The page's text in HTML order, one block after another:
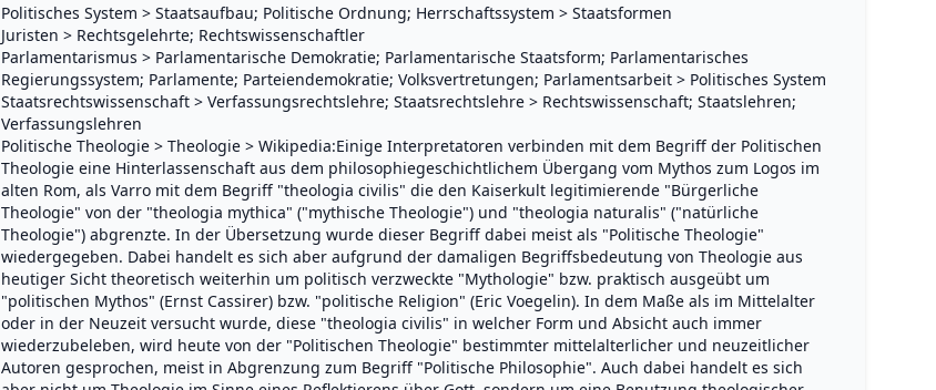
Politisches System > Staatsaufbau; Politische Ordnung; Herrschaftssystem > Staatsformen
Juristen > Rechtsgelehrte; Rechtswissenschaftler
Parlamentarismus > Parlamentarische Demokratie; Parlamentarische Staatsform; Parlamentarisches
Regierungssystem; Parlamente; Parteiendemokratie; Volksvertretungen; Parlamentsarbeit > Politisches System
Staatsrechtswissenschaft > Verfassungsrechtslehre; Staatsrechtslehre > Rechtswissenschaft; Staatslehren;
Verfassungslehren
Politische Theologie > Theologie > Wikipedia:Einige Interpretatoren verbinden mit dem Begriff der Politischen
Theologie eine Hinterlassenschaft aus dem philosophiegeschichtlichem Übergang vom Mythos zum Logos im
alten Rom, als Varro mit dem Begriff "theologia civilis" die den Kaiserkult legitimierende "Bürgerliche
Theologie" von der "theologia mythica" ("mythische Theologie") und "theologia naturalis" ("natürliche
Theologie") abgrenzte. In der Übersetzung wurde dieser Begriff dabei meist als "Politische Theologie"
wiedergegeben. Dabei handelt es sich aber aufgrund der damaligen Begriffsbedeutung von Theologie aus
heutiger Sicht theoretisch weiterhin um politisch verzweckte "Mythologie" bzw. praktisch ausgeübt um
"politischen Mythos" (Ernst Cassirer) bzw. "politische Religion" (Eric Voegelin). In dem Maße als im Mittelalter
oder in der Neuzeit versucht wurde, diese "theologia civilis" in welcher Form und Absicht auch immer
wiederzubeleben, wird heute von der "Politischen Theologie" bestimmter mittelalterlicher und neuzeitlicher
Autoren gesprochen, meist in Abgrenzung zum Begriff "Politische Philosophie". Auch dabei handelt es sich